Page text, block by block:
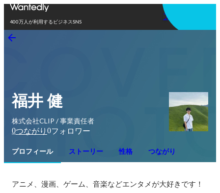
400万人が利用するビジネスSNS
アプリを使う
福井 健
株式会社CLIP / 事業責任者
0つながり 0フォロワー
プロフィール ストーリー 性格 つながり
アニメ、漫画、ゲーム、音楽などエンタメが大好きです！